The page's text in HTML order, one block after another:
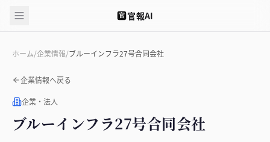
官 官報AI
ホーム/企業情報/ブルーインフラ27号合同会社
企業情報へ戻る
企業・法人
ブルーインフラ27号合同会社